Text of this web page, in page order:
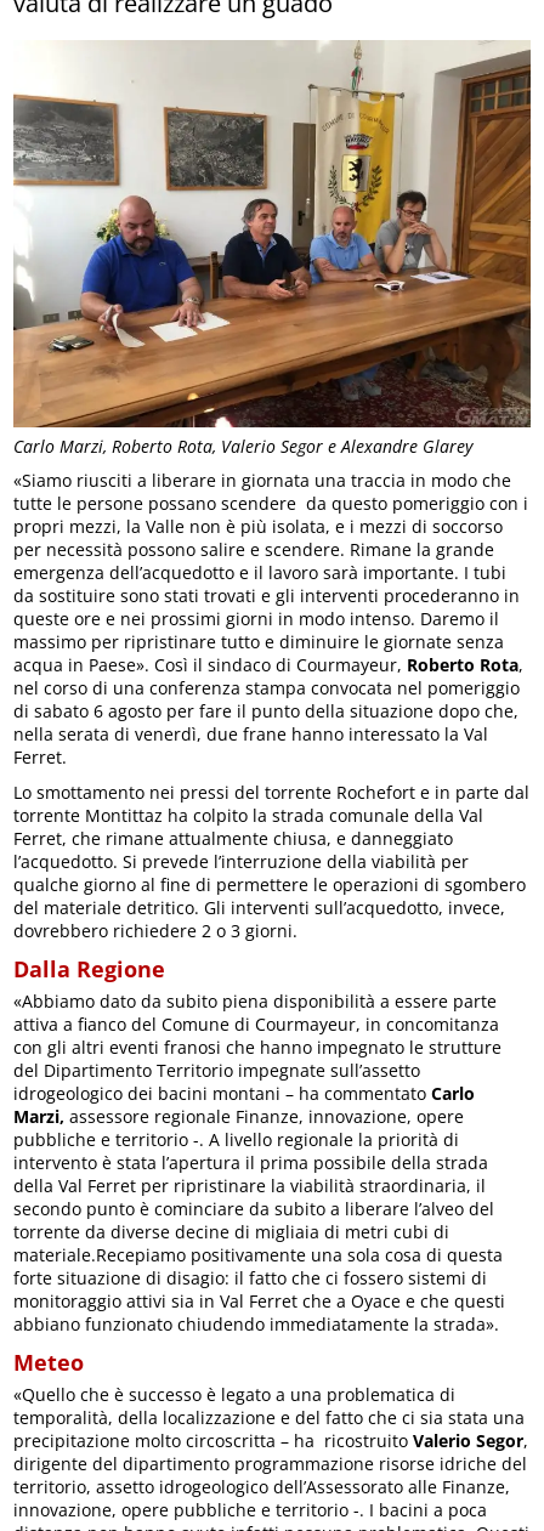
Carlo Marzi, Roberto Rota, Valerio Segor e Alexandre Glarey
«Siamo riusciti a liberare in giornata una traccia in modo che
tutte le persone possano scendere da questo pomeriggio con i
propri mezzi, la Valle non è più isolata, e i mezzi di soccorso
per necessità possono salire e scendere. Rimane la grande
emergenza dell’acquedotto e il lavoro sarà importante. I tubi
da sostituire sono stati trovati e gli interventi procederanno in
queste ore e nei prossimi giorni in modo intenso. Daremo il
massimo per ripristinare tutto e diminuire le giornate senza
acqua in Paese». Così il sindaco di Courmayeur, Roberto Rota,
nel corso di una conferenza stampa convocata nel pomeriggio
di sabato 6 agosto per fare il punto della situazione dopo che,
nella serata di venerdì, due frane hanno interessato la Val
Ferret.
Lo smottamento nei pressi del torrente Rochefort e in parte dal
torrente Montittaz ha colpito la strada comunale della Val
Ferret, che rimane attualmente chiusa, e danneggiato
l’acquedotto. Si prevede l’interruzione della viabilità per
qualche giorno al fine di permettere le operazioni di sgombero
del materiale detritico. Gli interventi sull’acquedotto, invece,
dovrebbero richiedere 2 o 3 giorni.
Dalla Regione
«Abbiamo dato da subito piena disponibilità a essere parte
attiva a fianco del Comune di Courmayeur, in concomitanza
con gli altri eventi franosi che hanno impegnato le strutture
del Dipartimento Territorio impegnate sull’assetto
idrogeologico dei bacini montani – ha commentatoCarlo
Marzi, assessore regionale Finanze, innovazione, opere
pubbliche e territorio -. A livello regionale la priorità di
intervento è stata l’apertura il prima possibile della strada
della Val Ferret per ripristinare la viabilità straordinaria, il
secondo punto è cominciare da subito a liberare l’alveo del
torrente da diverse decine di migliaia di metri cubi di
materiale.Recepiamo positivamente una sola cosa di questa
forte situazione di disagio: il fatto che ci fossero sistemi di
monitoraggio attivi sia in Val Ferret che a Oyace e che questi
abbiano funzionato chiudendo immediatamente la strada».
Meteo
«Quello che è successo è legato a una problematica di
temporalità, della localizzazione e del fatto che ci sia stata una
precipitazione molto circoscritta – ha ricostruitoValerio Segor,
dirigente del dipartimento programmazione risorse idriche del
territorio, assetto idrogeologico dell’Assessorato alle Finanze,
innovazione, opere pubbliche e territorio -. I bacini a poca